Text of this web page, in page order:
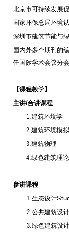
北京市可持续发展
国家环保总局环境
深圳市建筑节能与
国内外多个期刊的编
任国际学术会议分
【课程教学】
主讲/合讲课程
1.建筑环境学
2.建筑环境模
3.建筑物理
4.绿色建筑理
参讲课程
1.生态设计
2.公共建筑设计
3.绿色建筑设计